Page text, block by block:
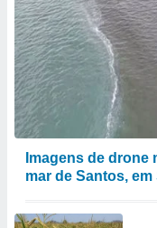
Imagens de
mar de Santos, em